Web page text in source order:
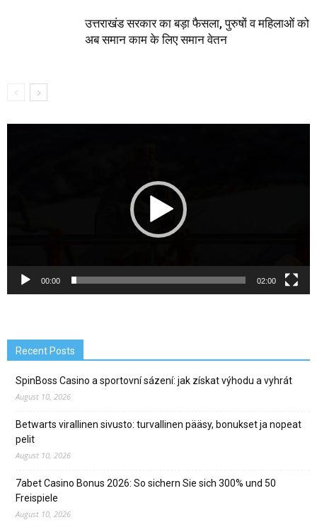
उत्तराखंड सरकार का बड़ा फैसला, पुरुषों व महिलाओं को
अब समान काम के लिए समान वेतन
00:00 02:00
Recent Posts
SpinBoss Casino a sportovní sázení: jak získat výhodu a vyhrát
August 10, 2026
Betwarts virallinen sivusto: turvallinen pääsy, bonukset ja nopeat
pelit
August 10, 2026
7abet Casino Bonus 2026: So sichern Sie sich 300% und 50
Freispiele
August 10, 2026